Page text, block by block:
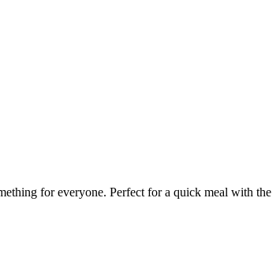
for everyone. Perfect for a quick meal with the